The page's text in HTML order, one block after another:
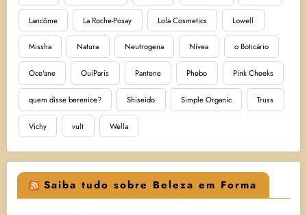
Lancôme La Roche-Posay Lola Cosmetics Lowell
Missha Natura Neutrogena Nívea o Boticário
Oce'ane OuiParis Pantene Phebo Pink Cheeks
quem disse berenice? Shiseido Simple Organic Truss
Vichy vult Wella
Saiba tudo sobre Beleza em Forma